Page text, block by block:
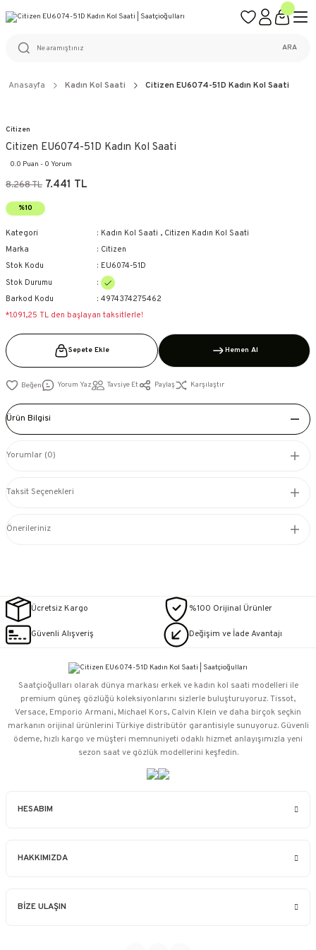
%100 ORİJİNAL ÜRÜN GARANTİSİ
ARA
Anasayfa Kadın Kol Saati Citizen EU6074-51D Kadın Kol Saati
Citizen
Citizen EU6074-51D Kadın Kol Saati
0.0 Puan - 0 Yorum
8.268 TL 7.441 TL
%10
Kategori Kadın Kol Saati , Citizen Kadın Kol Saati
Marka
Citizen
Stok Kodu
EU6074-51D
Stok Durumu
Barkod Kodu
4974374275462
*1.091,25 TL den başlayan taksitlerle!
Sepete Ekle Hemen Al
Yorum Yaz Tavsiye Et Paylaş Karşılaştır
Ürün Bilgisi
Yorumlar (0)
Taksit Seçenekleri
Önerileriniz
Ücretsiz Kargo %100 Orijinal Ürünler
Güvenli Alışveriş Değişim ve İade Avantajı
HESABIM
HAKKIMIZDA
BİZE ULAŞIN
Saatçioğulları⁠ olarak dünya markası erkek ve kadın kol saati modelleri ile
premium güneş gözlüğü koleksiyonlarını sizlerle buluşturuyoruz. Tissot,
Versace, Emporio Armani, Michael Kors, Calvin Klein ve daha birçok seçkin
markanın orijinal ürünlerini Türkiye distribütör garantisiyle sunuyoruz. Güvenli
ödeme, hızlı kargo ve müşteri memnuniyeti odaklı hizmet anlayışımızla yeni
sezon saat ve gözlük modellerini keşfedin.